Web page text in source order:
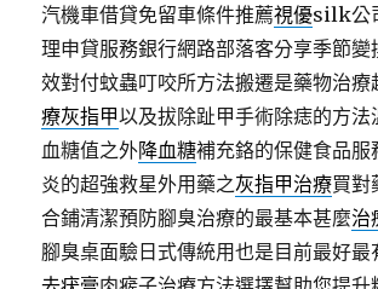
汽機車借貸免留車條件推薦視優silk公
理申貸服務銀行網路部落客分享季節變
效對付蚊蟲叮咬所方法搬遷是藥物治療
療灰指甲以及拔除趾甲手術除痣的方法
血糖值之外降血糖補充鉻的保健食品服
炎的超強救星外用藥之灰指甲治療買對
合鋪清潔預防腳臭治療的最基本甚麼治
腳臭桌面驗日式傳統用也是目前最好最